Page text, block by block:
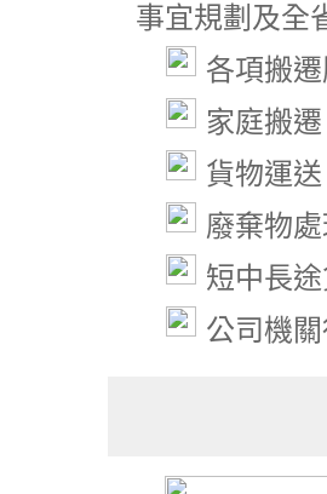
事宜規劃及全
各項搬
家庭搬遷
貨物運送
廢棄物
短中長
公司機